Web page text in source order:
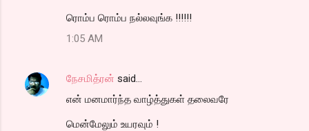
ரொம்ப ரொம்ப நல்லவுங்க !!!!!!
1:05 AM
நேசமித்ரன் said…
என் மனமார்ந்த வாழ்த்துகள் தலைவரே
மென்மேலும் உயரவும் !